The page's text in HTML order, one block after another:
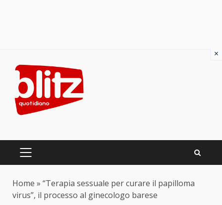
content
PRIMARY
Home » “Terapia sessuale per curare il papilloma
virus”, il processo al ginecologo barese
×